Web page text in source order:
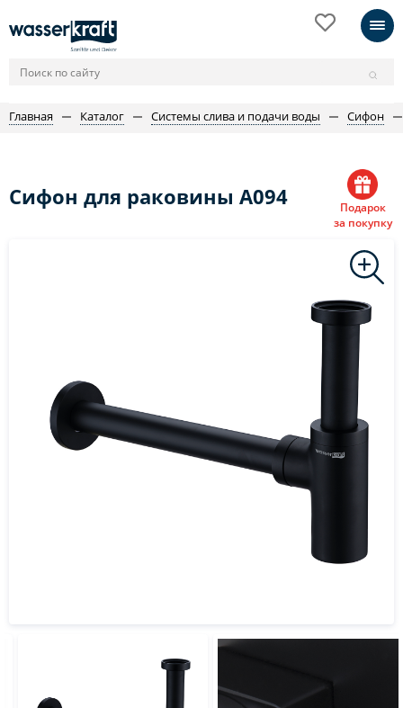
Главная Каталог Системы слива и подачи воды Сифон
Сифон для раковины A094
Подарок
за покупку